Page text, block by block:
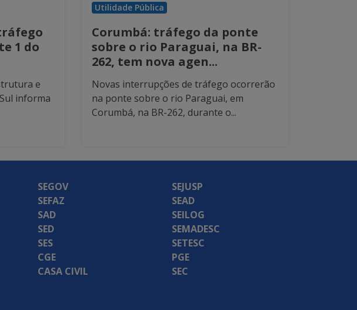
1 do
e
informa
Utilidade Pública
Corumbá: tráfego da ponte
sobre o rio Paraguai, na BR-
262, tem nova agen...
Novas interrupções de tráfego ocorrerão
na ponte sobre o rio Paraguai, em
Corumbá, na BR-262, durante o...
SEGOV
SEFAZ
SAD
SED
SES
CGE
CASA CIVIL
SEJUSP
SEAD
SEILOG
SEMADESC
SETESC
PGE
SEC